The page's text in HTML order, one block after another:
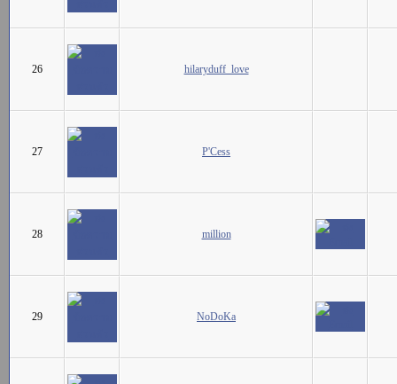
26 hilaryduff_love
27 P'Cess
28 million
29 NoDoKa